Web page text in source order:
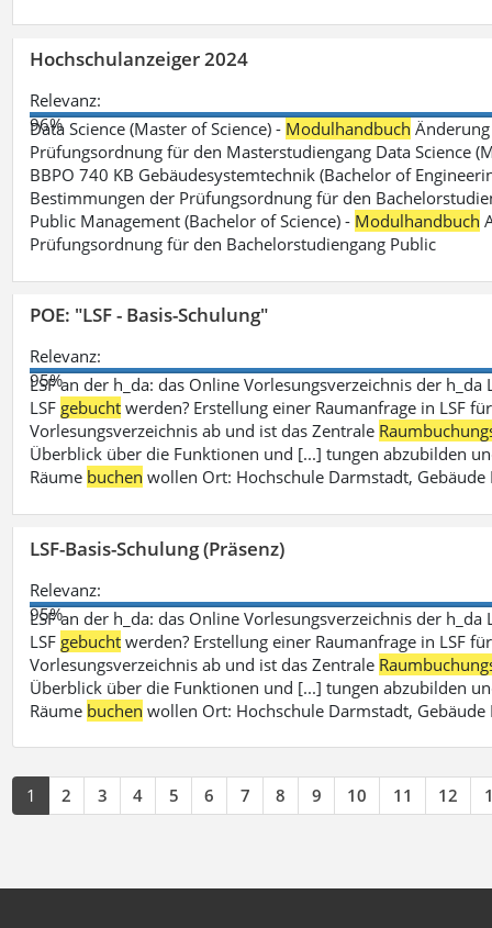
Hochschulanzeiger 2024
Relevanz:
96%
Data Science (Master of Science) - Modulhandbuch
Prüfungsordnung für den Masterstudiengang Data Science
BBPO 740 KB Gebäudesystemtechnik (Bachelor of
Bestimmungen der Prüfungsordnung für den
Public Management (Bachelor of Science) - Modulhandbuch
Prüfungsordnung für den Bachelorstudiengang Public
POE: "LSF - Basis-Schulung"
Relevanz:
95%
LSF an der h_da: das Online Vorlesungsverzeichnis der h_da
LSF gebucht werden? Erstellung einer Raumanfrage in LSF
Vorlesungsverzeichnis ab und ist das Zentrale
Überblick über die Funktionen und [...] tungen abzubilden
Räume buchen wollen Ort: Hochschule Darmstadt,
LSF-Basis-Schulung (Präsenz)
Relevanz:
95%
LSF an der h_da: das Online Vorlesungsverzeichnis der h_da
LSF gebucht werden? Erstellung einer Raumanfrage in LSF
Vorlesungsverzeichnis ab und ist das Zentrale
Überblick über die Funktionen und [...] tungen abzubilden
Räume buchen wollen Ort: Hochschule Darmstadt,
1 2 3 4 5 6 7 8 9 10 11 12